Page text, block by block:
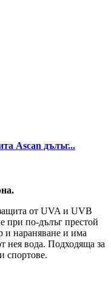
Ascan дълъг...
от UVA и UVB
при по-дълъг престой
и нараняване и има
нея вода. Подходяща за
спортове.